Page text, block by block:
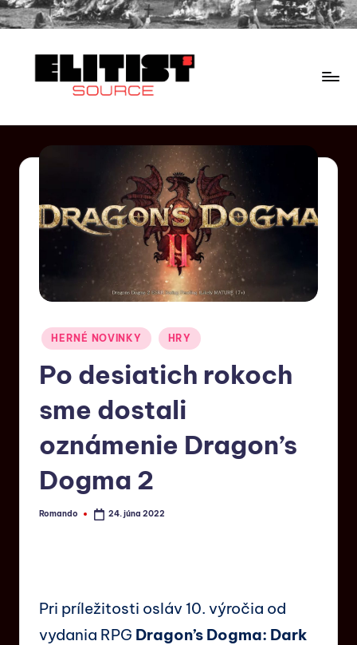
HERNÉ NOVINKY HRY
Po desiatich rokoch
sme dostali
oznámenie Dragon’s
Dogma 2
Romando 24. júna 2022
Pri príležitosti osláv 10. výročia od
vydania RPG Dragon’s Dogma: Dark